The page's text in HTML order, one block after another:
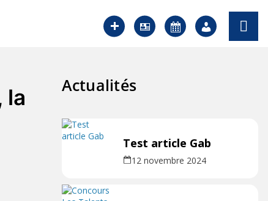
la
Actualités
Test article Gab
12 novembre 2024